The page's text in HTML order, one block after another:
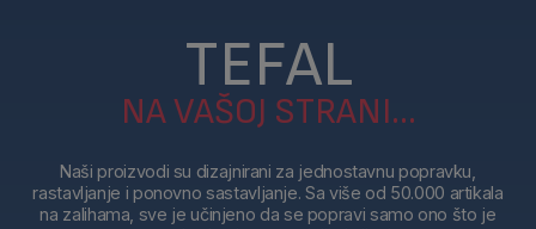
TEFAL
NA VAŠOJ STRANI...
Naši proizvodi su dizajnirani za jednostavnu popravku,
rastavljanje i ponovno sastavljanje. Sa više od 50.000 artikala
na zalihama, sve je učinjeno da se popravi samo ono što je